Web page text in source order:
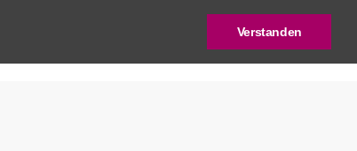
Verstanden
Deutscher Städtebaupreis